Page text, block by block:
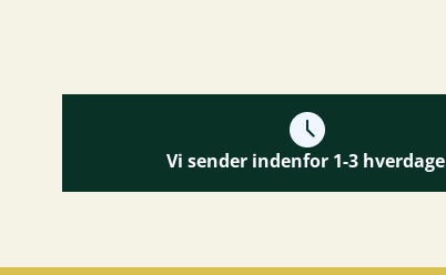
Vi sender indenfor 1-3 hverdage